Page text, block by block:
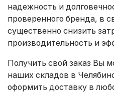
надежность и
проверенного бренда, в
существенно снизить
производительность и
Получить свой заказ Вы
наших складов в
оформить доставку в